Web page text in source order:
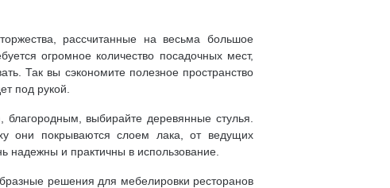
рассчитанные на весьма большое
огромное количество посадочных мест,
Так вы сэкономите полезное пространство
под рукой.
благородным, выбирайте деревянные стулья
они покрываются слоем лака, от ведущих
надежны и практичны в использование.
решения для мебелировки ресторанов